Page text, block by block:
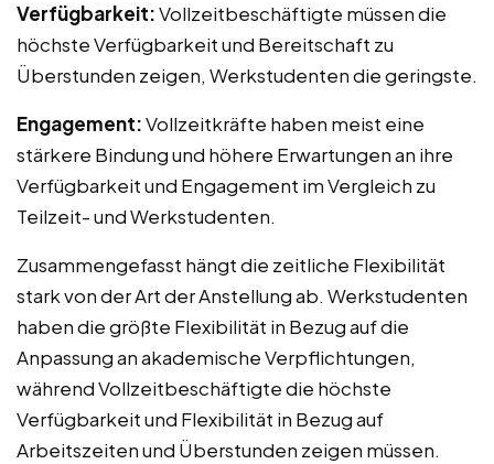
Verfügbarkeit:Vollzeitbeschäftigte müssen die
höchste Verfügbarkeit und Bereitschaft zu
Überstunden zeigen, Werkstudenten die geringste.
Engagement:Vollzeitkräfte haben meist eine
stärkere Bindung und höhere Erwartungen an ihre
Verfügbarkeit und Engagement im Vergleich zu
Teilzeit- und Werkstudenten.
Zusammengefasst hängt die zeitliche Flexibilität
stark von der Art der Anstellung ab. Werkstudenten
haben die größte Flexibilität in Bezug auf die
Anpassung an akademische Verpflichtungen,
während Vollzeitbeschäftigte die höchste
Verfügbarkeit und Flexibilität in Bezug auf
Arbeitszeiten und Überstunden zeigen müssen.